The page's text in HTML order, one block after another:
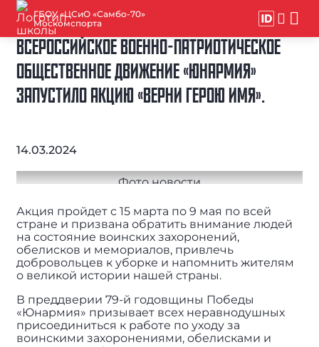
ГБОУ «ЦСиО «Самбо-70»
Москомспорта
ВСЕРОССИЙСКОЕ ВОЕННО-ПАТРИОТИЧЕСКОЕ
ОБЩЕСТВЕННОЕ ДВИЖЕНИЕ «ЮНАРМИЯ»
ЗАПУСТИЛО АКЦИЮ «ВЕРНИ ГЕРОЮ ИМЯ».
14.03.2024
Акция пройдет с 15 марта по 9 мая по всей
стране и призвана обратить внимание людей
на состояние воинских захоронений,
обелисков и мемориалов, привлечь
добровольцев к уборке и напомнить жителям
о великой истории нашей страны.
В преддверии 79-й годовщины Победы
«Юнармия» призывает всех неравнодушных
присоединиться к работе по уходу за
воинскими захоронениями, обелисками и